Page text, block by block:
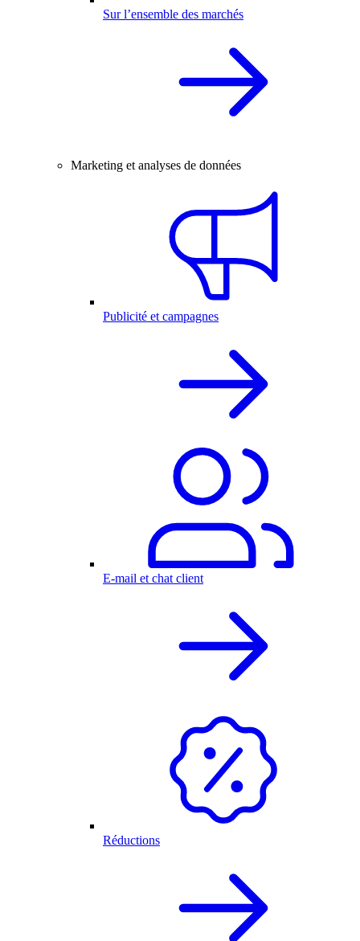
Sur l’ensemble des marchés
Marketing et analyses de données
Publicité et campagnes
E-mail et chat client
Réductions